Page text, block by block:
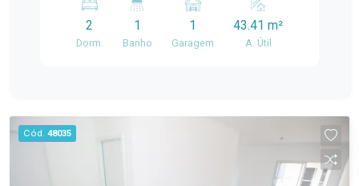
BR-116 e próximo ao bairro Sítio Floresta e
próxima a escolas, comércios e serviços
essenciais, esta é a escolha ideal para morar
Conjugada: Espaço integrado e funcional, ideal
para otimizar o ambiente e receber convidados. -
Espaço Inteligente: Área projetada para escritório,
perfeita para home office ou estudos com total
2
Dorm.
1
Banho
1
Garagem
43.41 m²
A. Útil
Cód. 48035